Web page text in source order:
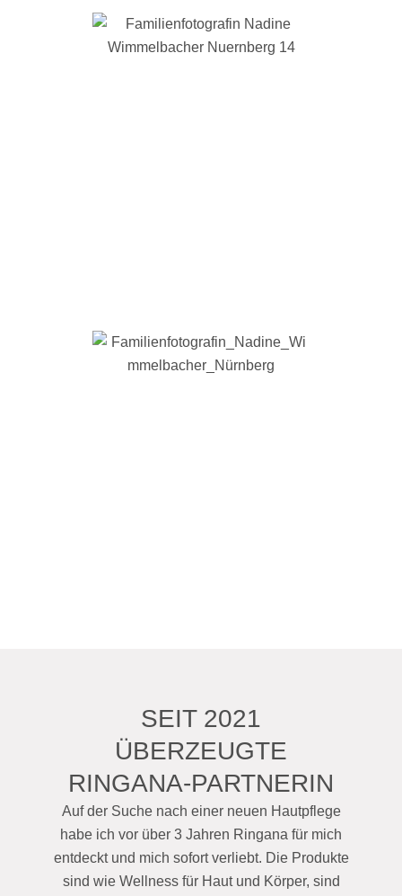
SEIT 2021
ÜBERZEUGTE
RINGANA-PARTNERIN
Auf der Suche nach einer neuen Hautpflege
habe ich vor über 3 Jahren Ringana für mich
entdeckt und mich sofort verliebt. Die Produkte
sind wie Wellness für Haut und Körper, sind